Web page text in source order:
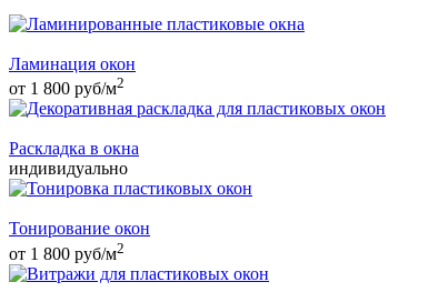
Ламинация окон
от 1 800 руб/м2
Раскладка в окна
индивидуально
Тонирование окон
от 1 800 руб/м2